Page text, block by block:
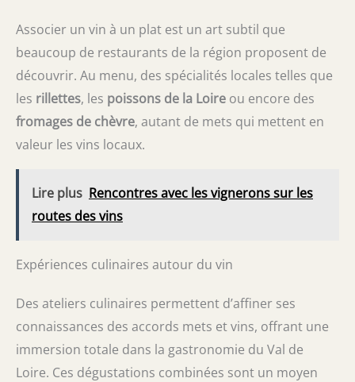
Associer un vin à un plat est un art subtil que
beaucoup de restaurants de la région proposent de
découvrir. Au menu, des spécialités locales telles que
les rillettes, les poissons de la Loire ou encore des
fromages de chèvre, autant de mets qui mettent en
valeur les vins locaux.
Lire plus Rencontres avec les vignerons sur les
routes des vins
Expériences culinaires autour du vin
Des ateliers culinaires permettent d’affiner ses
connaissances des accords mets et vins, offrant une
immersion totale dans la gastronomie du Val de
Loire. Ces dégustations combinées sont un moyen